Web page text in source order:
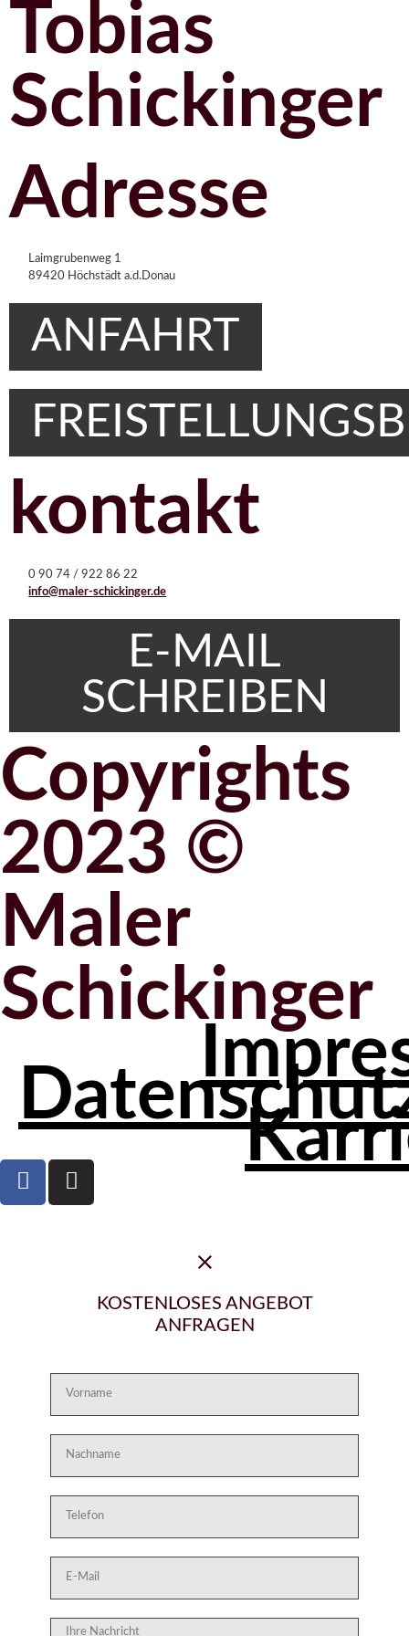
Tobias
Schickinger
Adresse
Laimgrubenweg 1
89420 Höchstädt a.d.Donau
ANFAHRT
kontakt
0 90 74 / 922 86 22
info@maler-schickinger.de
E-MAIL
SCHREIBEN
Copyrights
2023 ©
Maler
Schickinger
KOSTENLOSES ANGEBOT
ANFRAGEN